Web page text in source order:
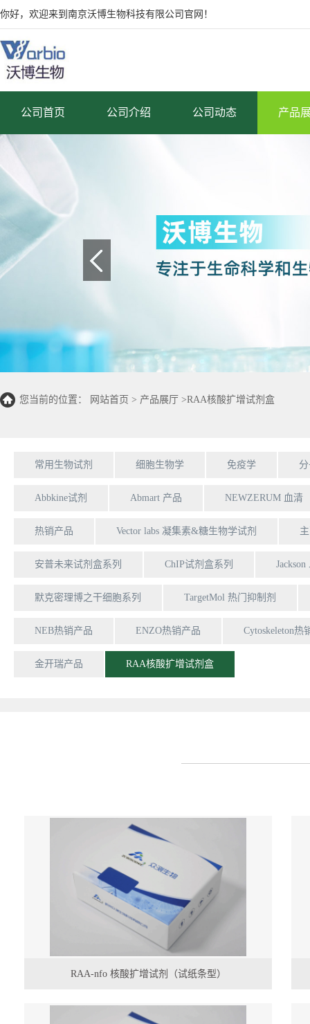
你好，欢迎来到南京沃博生物科技有限公司官网！
公司首页 公司介绍 公司动态 产品
您当前的位置： 网站首页 > 产品展厅 >RAA核酸扩增试剂盒
常用生物试剂 细胞生物学 免疫学
Abbkine试剂 Abmart 产品 NEWZERUM 血清
热销产品 Vector labs 凝集素&糖生物学试剂
安普未来试剂盒系列 ChIP试剂盒系列 Jackson
默克密理博之干细胞系列 TargetMol 热门抑制剂
NEB热销产品 ENZO热销产品 Cytoskeleton热
金开瑞产品 RAA核酸扩增试剂盒
RAA-nfo 核酸扩增试剂（试纸条型）